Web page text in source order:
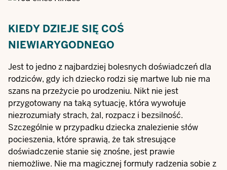
KIEDY DZIEJE SIĘ COŚ
NIEWIARYGODNEGO
Jest to jedno z najbardziej bolesnych doświadczeń dla
rodziców, gdy ich dziecko rodzi się martwe lub nie ma
szans na przeżycie po urodzeniu. Nikt nie jest
przygotowany na taką sytuację, która wywołuje
niezrozumiały strach, żal, rozpacz i bezsilność.
Szczególnie w przypadku dziecka znalezienie słów
pocieszenia, które sprawią, że tak stresujące
doświadczenie stanie się znośne, jest prawie
niemożliwe. Nie ma magicznej formuły radzenia sobie z